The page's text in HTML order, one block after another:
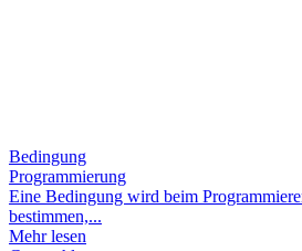
Bedingung
Programmierung
Eine Bedingung wird beim
bestimmen,...
Mehr lesen